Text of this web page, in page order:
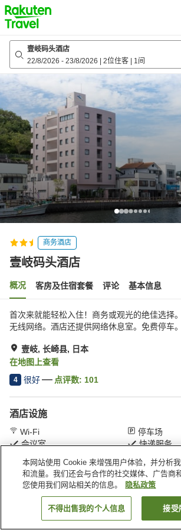
to
top
page
壹岐码头酒店
22/8/2026 - 23/8/2026 2位住客 1间
商务酒店
壹岐码头酒店
概况 客房及住宿套餐 评论 基本信息
首次来就能轻松入住！商务或观光的绝佳选择
无线网络。酒店还提供网络休息室。免费停车。
壹岐, 长崎县, 日本
在地图上查看
4 很好 点评数: 101
酒店设施
Wi-Fi
停车场
会议室
快递服务
首页 日本 长崎县 壹岐 壹岐码头酒店
搜索客房
本网站使用 Cookie 来增强用户体验，并分析
和流量。我们还会与合作的社交媒体、广告商
您使用我们网站相关的信息。
隐私政策
不得出售我的个人信息 接受